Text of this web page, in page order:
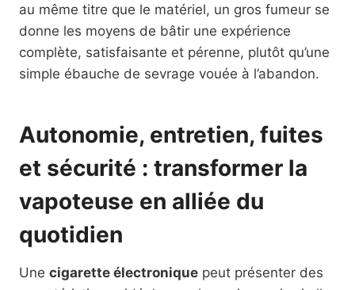
au même titre que le matériel, un gros fumeur se
donne les moyens de bâtir une expérience
complète, satisfaisante et pérenne, plutôt qu’une
simple ébauche de sevrage vouée à l’abandon.
Autonomie, entretien, fuites
et sécurité : transformer la
vapoteuse en alliée du
quotidien
Une cigarette électronique peut présenter des